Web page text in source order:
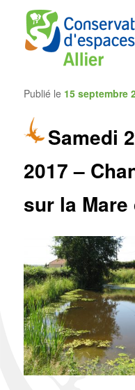
CEN Allier
Samedi
2017 –
sur la Mare
Publié le 15 septembre